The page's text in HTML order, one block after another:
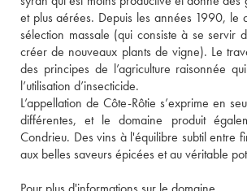
et plus aérées. Depuis les années 1990, le
sélection massale (qui consiste à se servir
créer de nouveaux plants de vigne). Le
des principes de l’agriculture raisonnée
l’utilisation d’insecticide.
L’appellation de Côte-Rôtie s’exprime en
différentes, et le domaine produit
Condrieu. Des vins à l'équilibre subtil entre
aux belles saveurs épicées et au véritable